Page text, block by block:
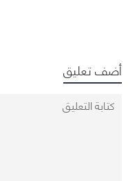
أضف تعليق